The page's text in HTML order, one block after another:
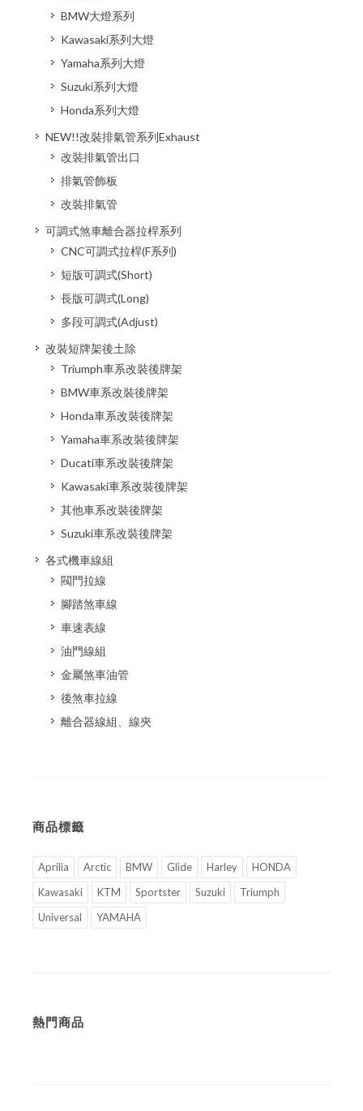
BMW大燈系列
Kawasaki系列大燈
Yamaha系列大燈
Suzuki系列大燈
Honda系列大燈
NEW!!改裝排氣管系列Exhaust
改裝排氣管出口
排氣管飾板
改裝排氣管
可調式煞車離合器拉桿系列
CNC可調式拉桿(F系列)
短版可調式(Short)
長版可調式(Long)
多段可調式(Adjust)
改裝短牌架後土除
Triumph車系改裝後牌架
BMW車系改裝後牌架
Honda車系改裝後牌架
Yamaha車系改裝後牌架
Ducati車系改裝後牌架
Kawasaki車系改裝後牌架
其他車系改裝後牌架
Suzuki車系改裝後牌架
各式機車線組
閥門拉線
腳踏煞車線
車速表線
油門線組
金屬煞車油管
後煞車拉線
離合器線組、線夾
商品標籤
Aprilia Arctic BMW Glide Harley
HONDA
Kawasaki
KTM Sportster Suzuki
Triumph
Universal
YAMAHA
熱門商品